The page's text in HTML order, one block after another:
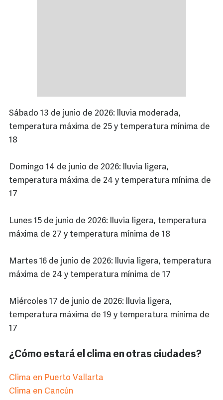
Sábado 13 de junio de 2026: lluvia moderada,
temperatura máxima de 25 y temperatura mínima de
18
Domingo 14 de junio de 2026: lluvia ligera,
temperatura máxima de 24 y temperatura mínima de
17
Lunes 15 de junio de 2026: lluvia ligera, temperatura
máxima de 27 y temperatura mínima de 18
Martes 16 de junio de 2026: lluvia ligera, temperatura
máxima de 24 y temperatura mínima de 17
Miércoles 17 de junio de 2026: lluvia ligera,
temperatura máxima de 19 y temperatura mínima de
17
¿Cómo estará el clima en otras ciudades?
Clima en Puerto Vallarta
Clima en Cancún